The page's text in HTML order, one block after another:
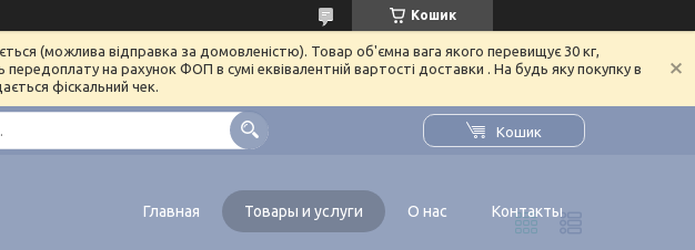
Кошик
(можлива відправка за домовленістю). Товар об'ємна вага якого перевищує 30 кг,
на рахунок ФОП в сумі еквівалентній вартості доставки . На будь яку покупку в
фіскальний чек.
Кошик
Главная Товары и услуги О нас Контакты